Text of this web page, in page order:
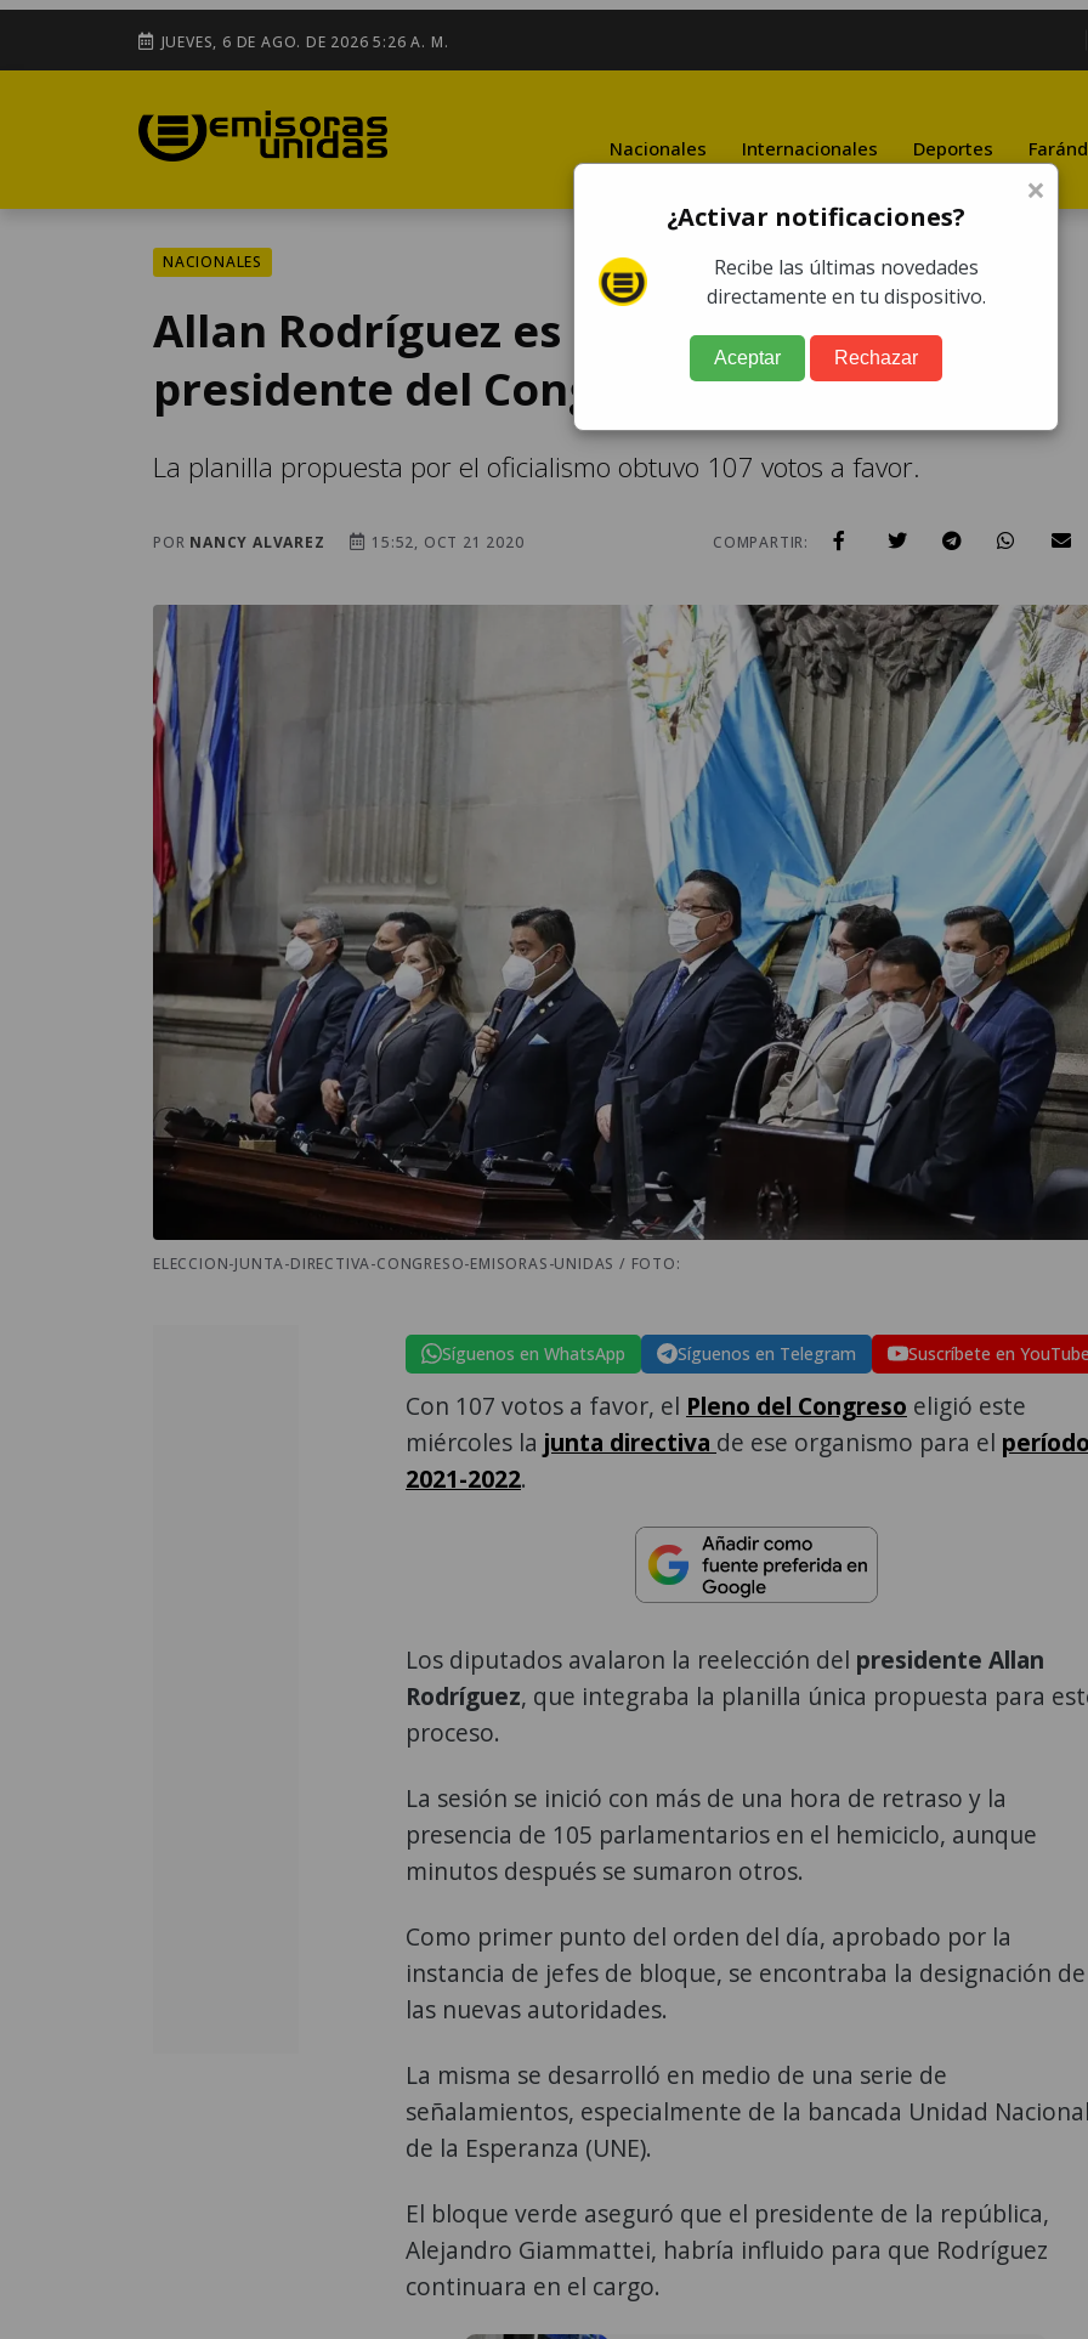
JUEVES, 6 DE AGO. DE 2026 5:26 A. M.
Nacionales Internacionales Deportes
NACIONALES
Allan Rodríguez es reelecto como
presidente del Congreso
La planilla propuesta por el oficialismo obtuvo 107 votos a favor.
POR NANCY ALVAREZ 15:52, OCT 21 2020 COMPARTIR:
ELECCION-JUNTA-DIRECTIVA-CONGRESO-EMISORAS-UNIDAS / FOTO:
Síguenos en WhatsApp Síguenos en Telegram Suscríbete en
Con 107 votos a favor, el Pleno del Congreso eligió este
miércoles la junta directiva de ese organismo para el
2021-2022.
Los diputados avalaron la reelección del presidente Allan
Rodríguez, que integraba la planilla única propuesta para
proceso.
La sesión se inició con más de una hora de retraso y la
presencia de 105 parlamentarios en el hemiciclo, aunque
minutos después se sumaron otros.
Como primer punto del orden del día, aprobado por la
instancia de jefes de bloque, se encontraba la designación de
las nuevas autoridades.
La misma se desarrolló en medio de una serie de
señalamientos, especialmente de la bancada Unidad
de la Esperanza (UNE).
El bloque verde aseguró que el presidente de la república,
Alejandro Giammattei, habría influido para que Rodríguez
continuara en el cargo.
×
¿Activar notificaciones?
Recibe las últimas novedades
directamente en tu dispositivo.
Aceptar Rechazar